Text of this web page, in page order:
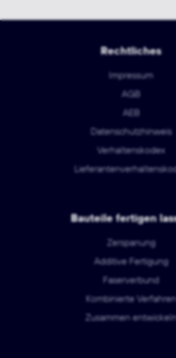
Rechtliches
Impressum
AGB
AEB
Datenschutzhinweis
Verhaltenskodex
Bauteile fertigen
Zerspanung
Additive Fertigung
Faserverbund
Kombinierte Verfahren
Zusammen